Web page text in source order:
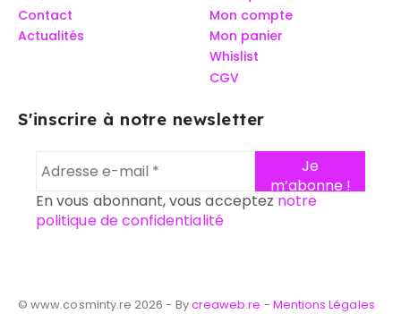
Contact
Actualités
Mon compte
Mon panier
Whislist
CGV
S'inscrire à notre newsletter
En vous abonnant, vous acceptez notre
politique de confidentialité
© www.cosminty.re 2026 - Bycreaweb.re - Mentions Légales